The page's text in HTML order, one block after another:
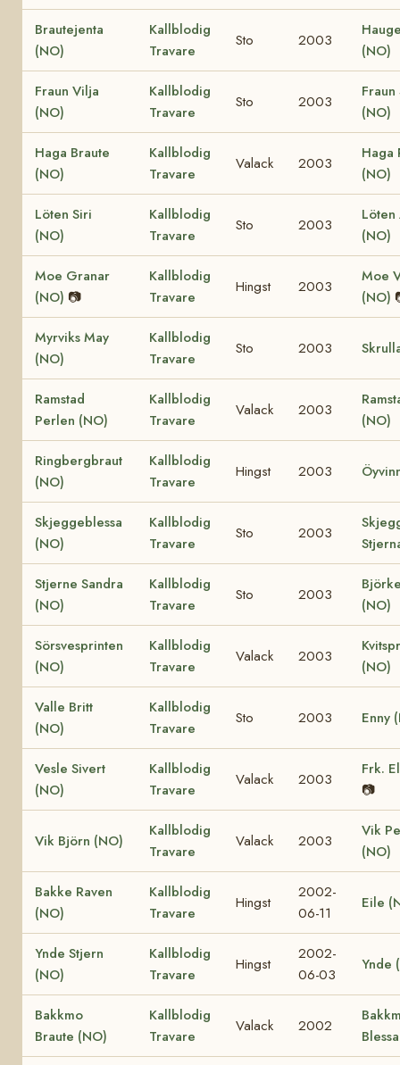
Brautejenta
(NO)
Kallblodig
Travare
Sto 2003
(NO)
Fraun Vilja
(NO)
Kallblodig
Travare
Sto 2003
Fraun
(NO)
Haga Braute
(NO)
Kallblodig
Travare
Valack 2003
Haga
(NO)
Löten Siri
(NO)
Kallblodig
Travare
Sto 2003
Löten
(NO)
Moe Granar
(NO) 📷
Kallblodig
Travare
Hingst 2003
Moe
(NO)
Myrviks May
(NO)
Kallblodig
Travare
Sto 2003
Ramstad
Perlen (NO)
Kallblodig
Travare
Valack 2003
(NO)
Ringbergbraut
(NO)
Kallblodig
Travare
Hingst 2003
Skjeggeblessa
(NO)
Kallblodig
Travare
Sto 2003
Stjerne Sandra
(NO)
Kallblodig
Travare
Sto 2003
(NO)
Sörsvesprinten
(NO)
Kallblodig
Travare
Valack 2003
(NO)
Valle Britt
(NO)
Kallblodig
Travare
Sto 2003 Enny
Vesle Sivert
(NO)
Kallblodig
Travare
Valack 2003
Frk.
📷
Vik Björn (NO)
Kallblodig
Travare
Valack 2003
Vik
(NO)
Bakke Raven
(NO)
Kallblodig
Travare
Hingst
2002-
06-11
Eile
Ynde Stjern
(NO)
Kallblodig
Travare
Hingst
2002-
06-03
Ynde
Bakkmo
Braute (NO)
Kallblodig
Travare
Valack 2002